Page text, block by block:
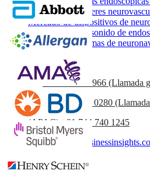
Mercado de catéteres
Mercado de dispositivos de
Mercado de ultrasonido de
Mercado de sistemas de
Contáctenos
US+1 833 909 2966 (Llamada
UK
+44 808 502 0280
(APAC) +91 744 740 1245
Llamar
Correo